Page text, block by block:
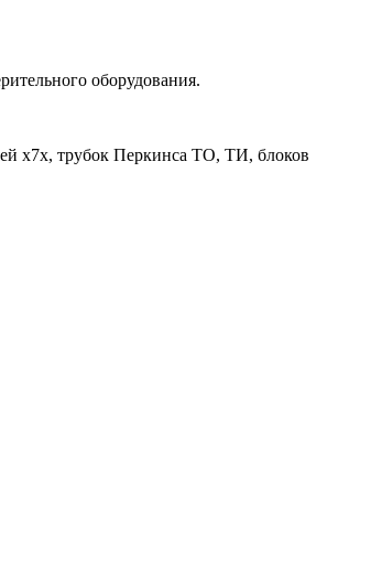
оборудования.
х7х, трубок Перкинса ТО, ТИ, блоков